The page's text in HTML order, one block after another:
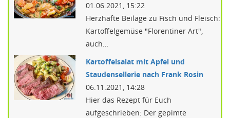
01.06.2021, 15:22
Herzhafte Beilage zu Fisch und Fleisch:
Kartoffelgemüse "Florentiner Art",
auch…
Kartoffelsalat mit Apfel und
Staudensellerie nach Frank Rosin
06.11.2021, 14:28
Hier das Rezept für Euch
aufgeschrieben: Der gepimte